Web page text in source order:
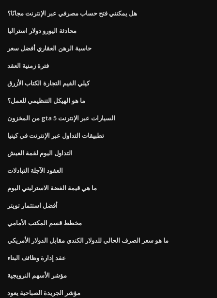
هل يمكنني فتح حساب مصرفي عبر الإنترنت مجانًا؟
محادثة اليورو دولار استراليا
حاسبة الرهن العقاري أفضل سعر
فترة زمنية العقد
كيلي القيم التجارة الكتاب الأزرق
ما هو الهيكل التنظيمي للعمل؟
من المخزون gta 5 السيارات عبر الإنترنت
تطبيقات التداول عبر الإنترنت في كينيا
التداول اليوم لقمة العيش
العقود الآجلة التبادلات
ما هي قيمة الفضة الاسترليني اليوم
أفضل استثمار تويتر
مخطط قسم المكتب الأمامي
ما هو سعر الصرف الحالي للدولار الكندي مقابل الدولار الأمريكي
عقد إدارة وظائف البناء
مؤشر الأسهم النرويجية
مؤشر الجريدة الصباحية يعود